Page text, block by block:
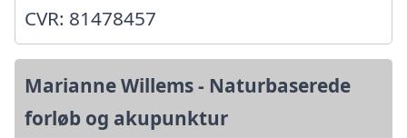
CVR: 81478457
Marianne Willems - Naturbaserede
forløb og akupunktur